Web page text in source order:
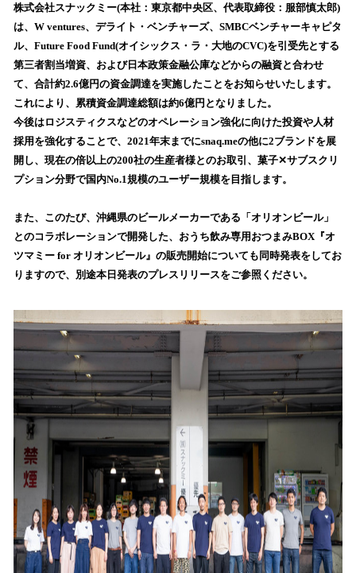
！
数
を
読
込
み
中
で
す
株式会社スナックミー(本社：東京都中央区、代表取締役：服部慎太郎)
は、W ventures、デライト・ベンチャーズ、SMBCベンチャーキャピタ
ル、Future Food Fund(オイシックス・ラ・大地のCVC)を引受先とする
第三者割当増資、および日本政策金融公庫などからの融資と合わせ
て、合計約2.6億円の資金調達を実施したことをお知らせいたします。
これにより、累積資金調達総額は約6億円となりました。
今後はロジスティクスなどのオペレーション強化に向けた投資や人材
採用を強化することで、2021年末までにsnaq.meの他に2ブランドを展
開し、現在の倍以上の200社の生産者様とのお取引、菓子✕サブスクリ
プション分野で国内No.1規模のユーザー規模を目指します。
また、このたび、沖縄県のビールメーカーである「オリオンビール」
とのコラボレーションで開発した、おうち飲み専用おつまみBOX『オ
ツマミー for オリオンビール』の販売開始についても同時発表をしてお
りますので、別途本日発表のプレスリリースをご参照ください。